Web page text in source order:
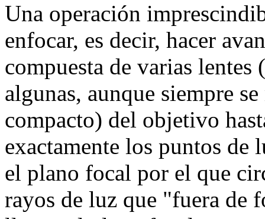
Una operación
enfocar, es decir, hacer
compuesta de varias lentes
algunas, aunque siempre
compacto) del objetivo
exactamente los puntos de
el plano focal por el que
rayos de luz que "fuera de